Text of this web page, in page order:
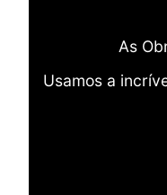
As
Usamos a